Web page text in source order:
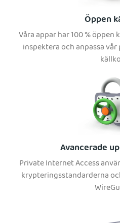
Öppen
Våra appar har 100 % öppen
inspektera och anpassa
Avancerade
Private Internet Access
krypteringsstandarderna